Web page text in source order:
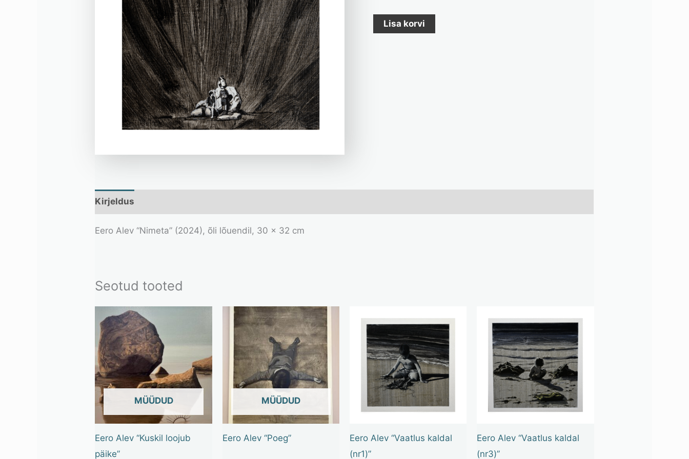
Lisa korvi
Kirjeldus
Eero Alev “Nimeta” (2024), õli lõuendil, 30 × 32 cm
Seotud tooted
OUT OF STOCK
Eero Alev “Kuskil loojub
päike”
OUT OF STOCK
Eero Alev “Poeg”
Eero Alev “Vaatlus kaldal
(nr1)”
Eero Alev “Vaatlus kaldal
(nr3)”